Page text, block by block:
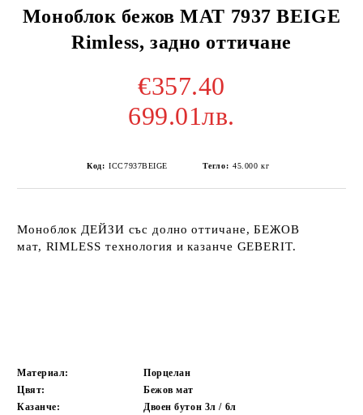
Моноблок бежов МАТ 7937 BEIGE
Rimless, задно оттичане
€357.40
699.01лв.
Код: ICC7937BEIGE Тегло: 45.000 кг
Моноблок ДЕЙЗИ със долно оттичане, БЕЖОВ
мат, RIMLESS технология и казанче GEBERIT.
Материал:
Порцелан
Цвят:
Бежов мат
Казанче:
Двоен бутон 3л / 6л